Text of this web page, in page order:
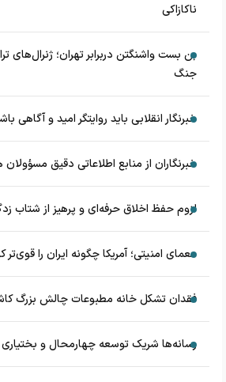
ناکازاکی
بن بست واشنگتن دربرابر تهران؛ ژنرال‌های
جنگ
خبرنگار انقلابی باید روایتگر امید و آگاهی
خبرنگاران از منابع اطلاعاتی دقیق
لزوم حفظ اخلاق حرفه‌ای و پرهیز از شتاب
معمای امنیتی؛ آمریکا چگونه ایران را قوی‌تر
فقدان تشکل خانه مطبوعات چالش بزرگ
رسانه‌ها شریک توسعه چهارمحال و